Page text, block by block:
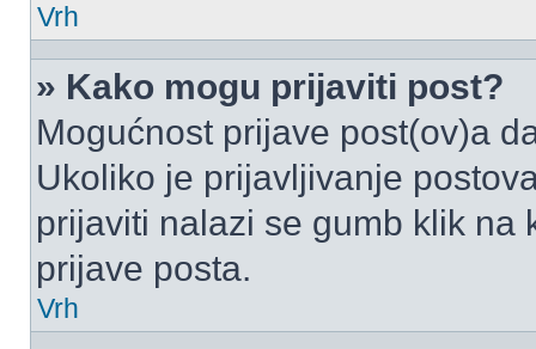
Vrh
» Kako mogu prijaviti post?
Mogućnost prijave post(ov)a
Ukoliko je prijavljivanje
prijaviti nalazi se gumb klik na
prijave posta.
Vrh